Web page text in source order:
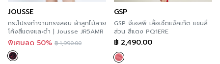
JOUSSE
กระโปรงทำงานทรงสอบ ผ้าลูกไม้ลาย
โค้งสีแดงและดำ | Jousse JR5AMR
พิเศษลด 50% ฿1,990.00
GSP
GSP จีเอสพี เสื้อเชิ้ตแจ็คเก็ต แขนสี่
ส่วน สีแดง PQ1ERE
฿ 2,490.00